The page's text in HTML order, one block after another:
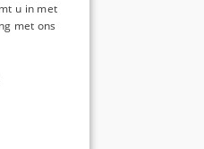
u in met
met ons